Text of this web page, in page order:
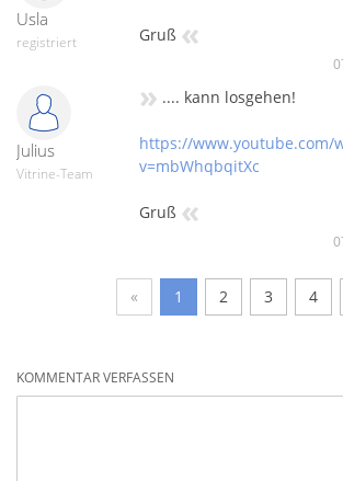
Usla
registriert Gruß «
Julius
Vitrine-Team
» .... kann losgehen!
https://www.youtube.com/
v=mbWhqbqitXc
Gruß «
« 1 2 3 4
KOMMENTAR VERFASSEN